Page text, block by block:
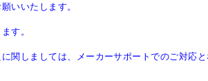
いいたします。
す。
関しましては、メーカーサポートでのご対応